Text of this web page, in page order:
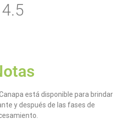
4.5
está disponible para brindar
y después de las fases de